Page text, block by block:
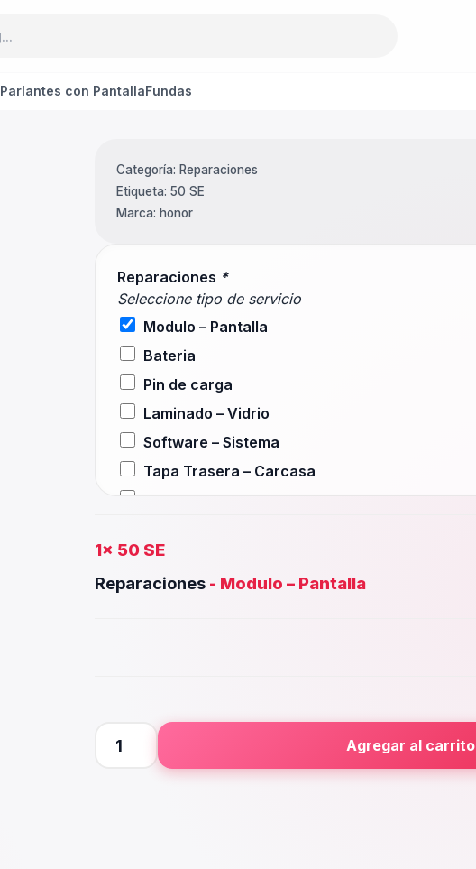
Parlantes con PantallaFundas
Reparaciones *
Seleccione tipo de servicio
Modulo – Pantalla
Bateria
Pin de carga
Laminado – Vidrio
Software – Sistema
Tapa Trasera – Carcasa
Lente de Camara
Wifi – Señal – Antena
Camara Trasera
Placa Principal
1x 50 SE
Reparaciones- Modulo – Pantalla
Agregar al carrito
Categoría: Reparaciones
Etiqueta: 50 SE
Marca: honor